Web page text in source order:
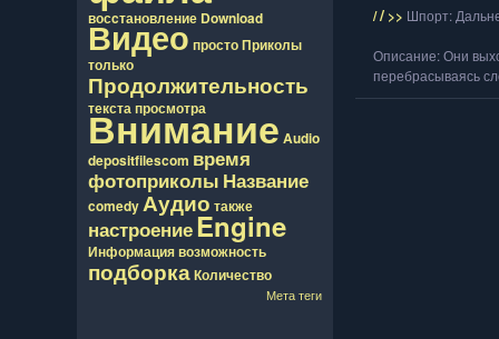
восcтановление Download
ВидеопростоПриколы
только
Продолжительность
текстапросмотра
Внимание Audio
depositfilescom время
фотоприколы Название
comedyАудио также
настроение Engine
Информациявозможность
подборкаКоличество
Мета теги
// >> Шпорт:
Описание: Они
перебрасываясь